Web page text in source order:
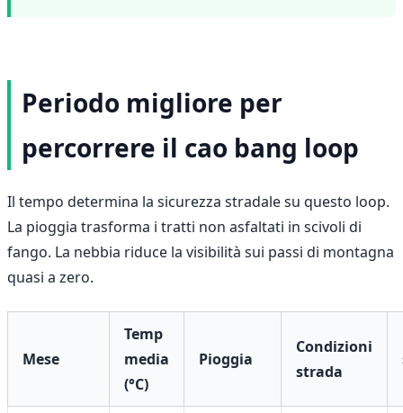
Periodo migliore per
percorrere il cao bang loop
Il tempo determina la sicurezza stradale su questo loop.
La pioggia trasforma i tratti non asfaltati in scivoli di
fango. La nebbia riduce la visibilità sui passi di montagna
quasi a zero.
Mese
Temp
media
(°C)
Pioggia
Condizioni
strada